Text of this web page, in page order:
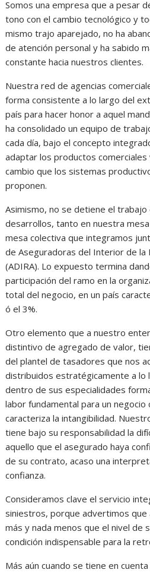
Somos una empresa que a pesar
tono con el cambio tecnológico y
mismo trajo aparejado, no ha
de atención personal y ha sabido
constante hacia nuestros clientes.
Nuestra red de agencias
forma consistente a lo largo del
país para hacer honor a aquel
ha consolidado un equipo de
cada día, bajo el concepto
adaptar los productos comerciales
cambio que los sistemas
proponen.
Asimismo, no se detiene el trabajo
desarrollos, tanto en nuestra
mesa colectiva que integramos
de Aseguradoras del Interior de la
(ADIRA). Lo expuesto termina
participación del ramo en la
total del negocio, en un país
ó el 3%.
Otro elemento que a nuestro
distintivo de agregado de valor,
del plantel de tasadores que nos
distribuidos estratégicamente a lo
dentro de sus especialidades
labor fundamental para un
caracteriza la intangibilidad.
tiene bajo su responsabilidad la
aquello que el asegurado haya
de su contrato, acaso una
confianza.
Consideramos clave el servicio
siniestros, porque advertimos que
más y nada menos que el nivel de
condición indispensable para la
Más aún cuando se tiene en